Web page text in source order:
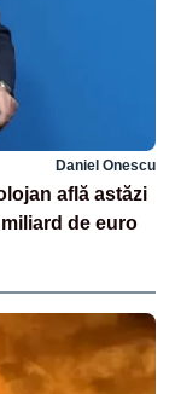
Daniel Onescu
află astăzi
de euro